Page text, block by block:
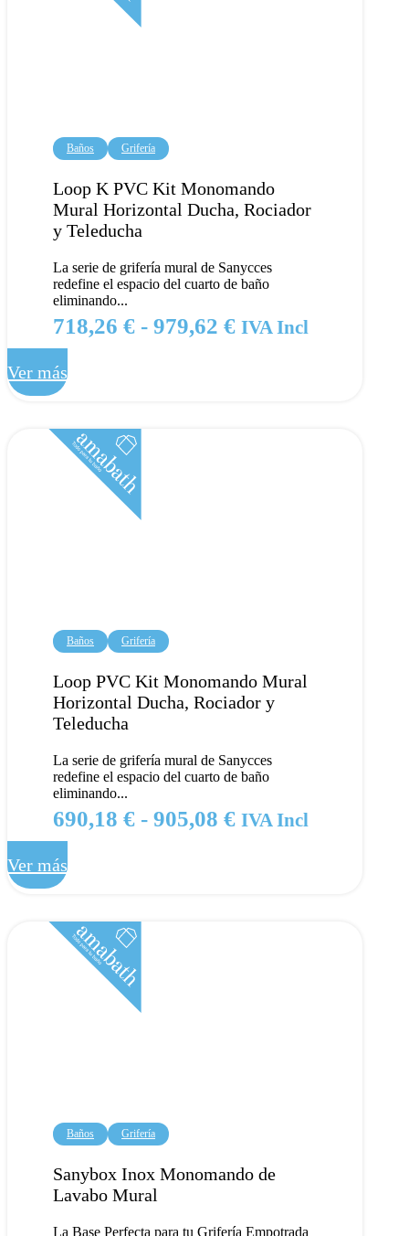
Baños Grifería
Loop K PVC Kit Monomando
Mural Horizontal Ducha, Rociador
y Teleducha
La serie de grifería mural de Sanycces
redefine el espacio del cuarto de baño
eliminando...
718,26 € - 979,62 €Rango
IVA Incl
Ver más
Baños Grifería
Loop PVC Kit Monomando Mural
Horizontal Ducha, Rociador y
Teleducha
La serie de grifería mural de Sanycces
redefine el espacio del cuarto de baño
eliminando...
690,18 € - 905,08 €Rango
IVA Incl
Ver más
Baños Grifería
Sanybox Inox Monomando de
Lavabo Mural
La Base Perfecta para tu Grifería Empotrada